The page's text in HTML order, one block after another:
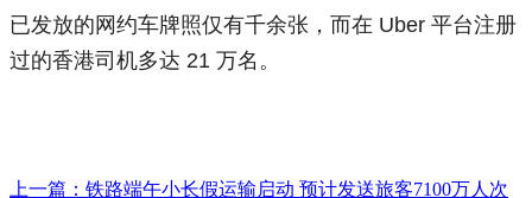
已发放的网约车牌照仅有千余张，而在 Uber 平台注册
过的香港司机多达 21 万名。
上一篇：铁路端午小长假运输启动 预计发送旅客7100万人次